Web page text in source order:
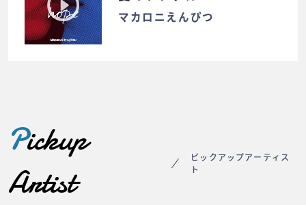
マカロニえんぴつ
Pickup
Artist
ピックアップアーティス
ト